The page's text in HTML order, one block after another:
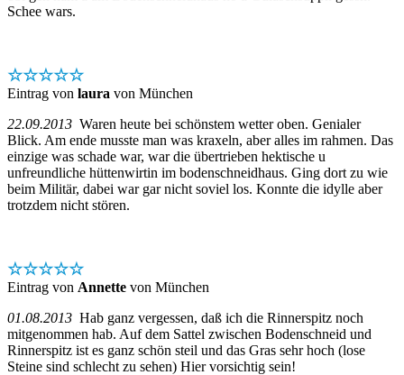
Schee wars.
☆☆☆☆☆
Eintrag von laura von München
22.09.2013 Waren heute bei schönstem wetter oben. Genialer
Blick. Am ende musste man was kraxeln, aber alles im rahmen. Das
einzige was schade war, war die übertrieben hektische u
unfreundliche hüttenwirtin im bodenschneidhaus. Ging dort zu wie
beim Militär, dabei war gar nicht soviel los. Konnte die idylle aber
trotzdem nicht stören.
☆☆☆☆☆
Eintrag von Annette von München
01.08.2013 Hab ganz vergessen, daß ich die Rinnerspitz noch
mitgenommen hab. Auf dem Sattel zwischen Bodenschneid und
Rinnerspitz ist es ganz schön steil und das Gras sehr hoch (lose
Steine sind schlecht zu sehen) Hier vorsichtig sein!